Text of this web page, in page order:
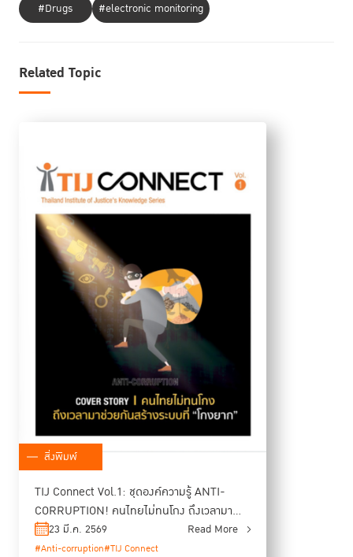
#Drugs
#electronic monitoring
Related Topic
สิ่งพิมพ์
TIJ Connect Vol.1: ชุดองค์ความรู้ ANTI-
CORRUPTION! คนไทยไม่ทนโกง ถึงเวลามา
ช่วยกันสร้างระบบที่โกงยาก
23 มี.ค. 2569 Read More
#Anti-corruption#TIJ Connect